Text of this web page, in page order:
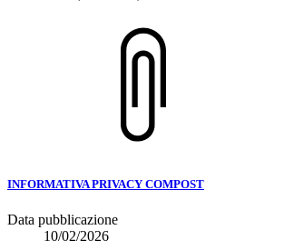
INFORMATIVA PRIVACY COMPOST
Data pubblicazione
10/02/2026